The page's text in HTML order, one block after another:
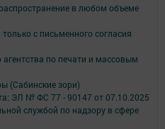
в любом объеме
с письменного согласия
по печати и массовым
(Сабинские зори)
ЭЛ № ФС 77 - 90147 от 07.10.2025
службой по надзору в сфере